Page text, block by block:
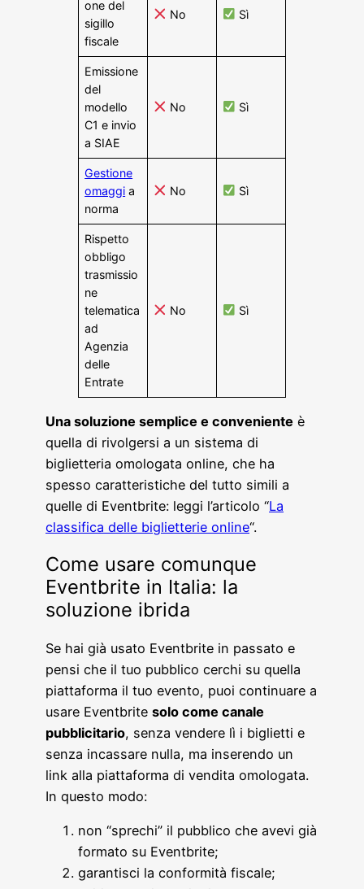
one del
sigillo
fiscale
No Sì
Emissione
del
modello
C1 e invio
a SIAE
No Sì
Gestione
omaggi a
norma
No Sì
Rispetto
obbligo
trasmissio
ne
telematica
ad
Agenzia
delle
Entrate
No Sì
Una soluzione semplice e conveniente è
quella di rivolgersi a un sistema di
biglietteria omologata online, che ha
spesso caratteristiche del tutto simili a
quelle di Eventbrite: leggi l’articolo “La
classifica delle biglietterie online“.
Come usare comunque
Eventbrite in Italia: la
soluzione ibrida
Se hai già usato Eventbrite in passato e
pensi che il tuo pubblico cerchi su quella
piattaforma il tuo evento, puoi continuare a
usare Eventbrite solo come canale
pubblicitario, senza vendere lì i biglietti e
senza incassare nulla, ma inserendo un
link alla piattaforma di vendita omologata.
In questo modo:
non “sprechi” il pubblico che avevi già
formato su Eventbrite;
garantisci la conformità fiscale;